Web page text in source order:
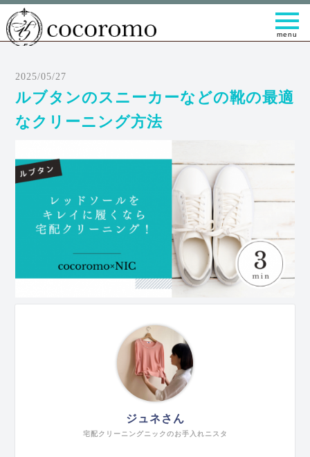
t
o
g
a
v
o
n
2025/05/27
ルブタンのスニーカーなどの靴の最適
なクリーニング方法
ジュネさん
宅配クリーニングニックのお手入れニスタ